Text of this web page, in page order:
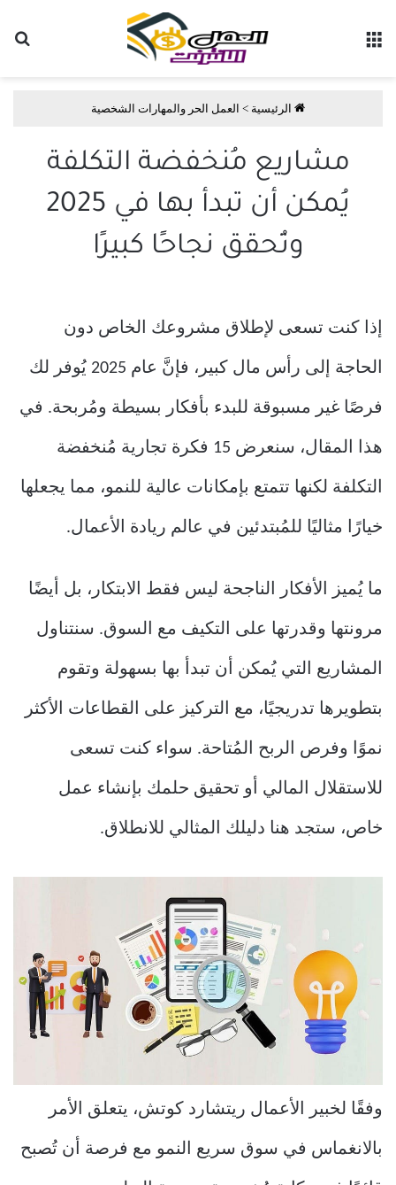
الرئيسية > العمل الحر والمهارات الشخصية
مشاريع مُنخفضة التكلفة
يُمكن أن تبدأ بها في 2025
وتُحقق نجاحًا كبيرًا
إذا كنت تسعى لإطلاق مشروعك الخاص دون
الحاجة إلى رأس مال كبير، فإنَّ عام 2025 يُوفر لك
فرصًا غير مسبوقة للبدء بأفكار بسيطة ومُربحة. في
هذا المقال، سنعرض 15 فكرة تجارية مُنخفضة
التكلفة لكنها تتمتع بإمكانات عالية للنمو، مما يجعلها
خيارًا مثاليًا للمُبتدئين في عالم ريادة الأعمال.
ما يُميز الأفكار الناجحة ليس فقط الابتكار، بل أيضًا
مرونتها وقدرتها على التكيف مع السوق. سنتناول
المشاريع التي يُمكن أن تبدأ بها بسهولة وتقوم
بتطويرها تدريجيًا، مع التركيز على القطاعات الأكثر
نموًا وفرص الربح المُتاحة. سواء كنت تسعى
للاستقلال المالي أو تحقيق حلمك بإنشاء عمل
خاص، ستجد هنا دليلك المثالي للانطلاق.
وفقًا لخبير الأعمال ريتشارد كوتش، يتعلق الأمر
بالانغماس في سوق سريع النمو مع فرصة أن تُصبح